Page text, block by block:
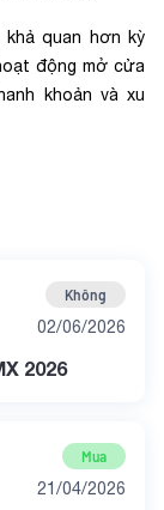
quan hơn kỳ
động mở cửa
khoản và xu
Không
02/06/2026
2026
Mua
21/04/2026